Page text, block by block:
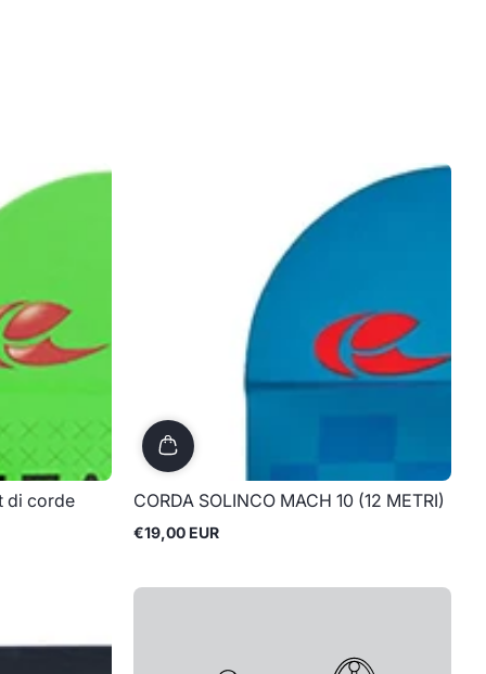
di corde CORDA SOLINCO MACH 10 (12 METRI)
Prix
€19,00 EUR